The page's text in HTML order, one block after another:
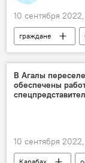
10 сентября
граждане
МИД АР
В Агалы
обеспечены
10 сентября